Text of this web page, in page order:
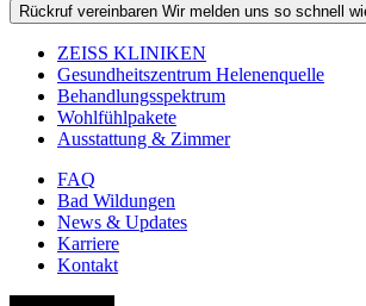
Rückruf vereinbaren Wir melden uns so schnell
ZEISS KLINIKEN
Gesundheitszentrum Helenenquelle
Behandlungsspektrum
Wohlfühlpakete
Ausstattung & Zimmer
FAQ
Bad Wildungen
News & Updates
Karriere
Kontakt